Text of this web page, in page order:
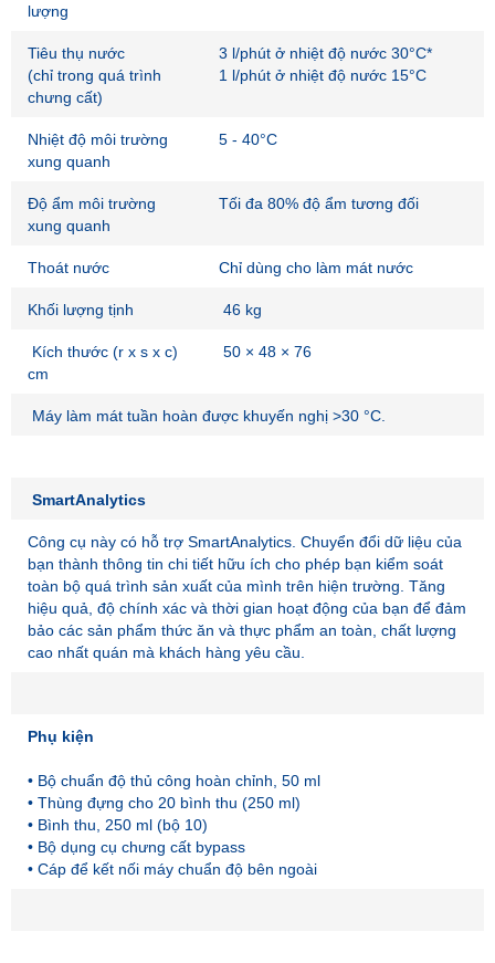
lượng
Tiêu thụ nước
(chỉ trong quá trình
chưng cất)
3 l/phút ở nhiệt độ nước 30°C*
1 l/phút ở nhiệt độ nước 15°C
Nhiệt độ môi trường
xung quanh
5 - 40°C
Độ ẩm môi trường
xung quanh
Tối đa 80% độ ẩm tương đối
Thoát nước Chỉ dùng cho làm mát nước
Khối lượng tịnh 46 kg
Kích thước (r x s x c)
cm
50 × 48 × 76
Máy làm mát tuần hoàn được khuyến nghị >30 °C.
SmartAnalytics
Công cụ này có hỗ trợ SmartAnalytics. Chuyển đổi dữ liệu của
bạn thành thông tin chi tiết hữu ích cho phép bạn kiểm soát
toàn bộ quá trình sản xuất của mình trên hiện trường. Tăng
hiệu quả, độ chính xác và thời gian hoạt động của bạn để đảm
bảo các sản phẩm thức ăn và thực phẩm an toàn, chất lượng
cao nhất quán mà khách hàng yêu cầu.
Phụ kiện
• Bộ chuẩn độ thủ công hoàn chỉnh, 50 ml
• Thùng đựng cho 20 bình thu (250 ml)
• Bình thu, 250 ml (bộ 10)
• Bộ dụng cụ chưng cất bypass
• Cáp để kết nối máy chuẩn độ bên ngoài